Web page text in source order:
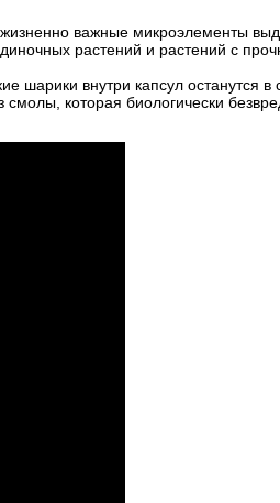
важные микроэлементы
растений и растений с
шарики внутри капсул останутся в
которая биологически